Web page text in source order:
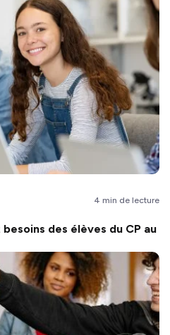
4 min de lecture
des élèves du CP au